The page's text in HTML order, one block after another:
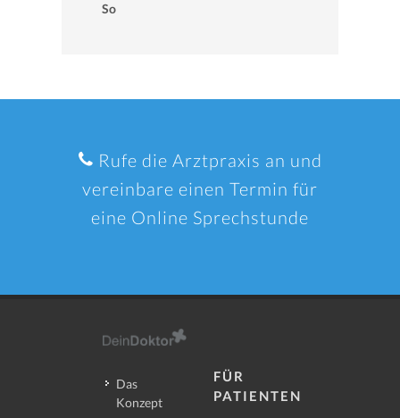
So
Rufe die Arztpraxis an und
vereinbare einen Termin für
eine Online Sprechstunde
Das
Konzept
FÜR
PATIENTEN